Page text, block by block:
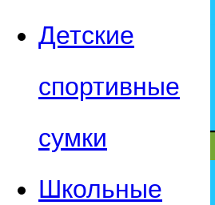
Детские
спортивные
сумки
Школьные